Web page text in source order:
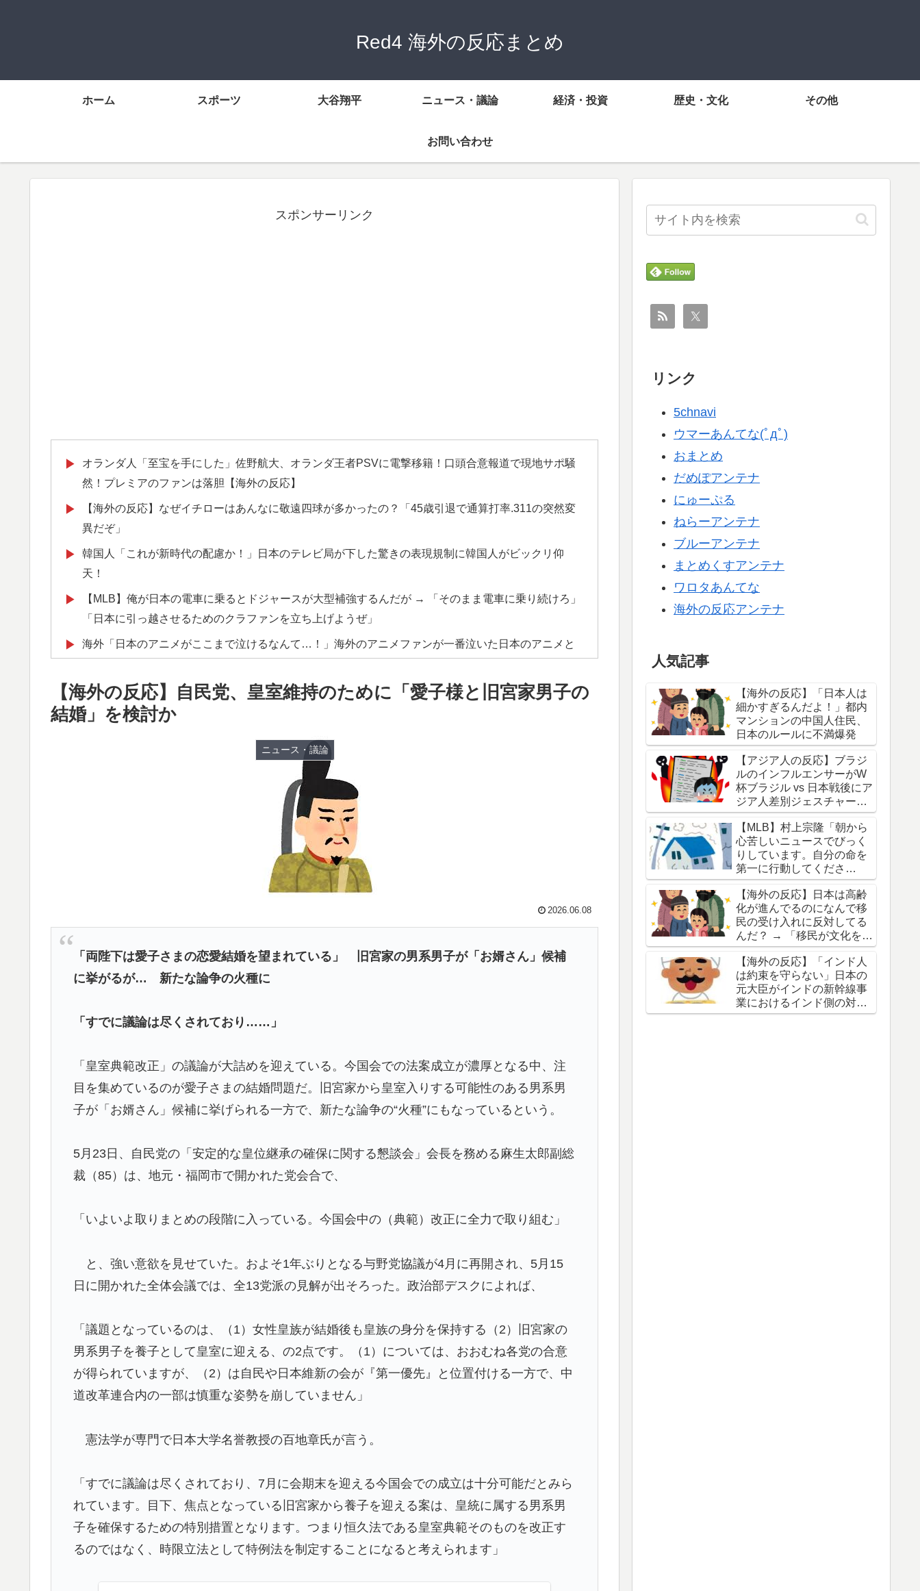
Red4 海外の反応まとめ
ホーム スポーツ 大谷翔平 ニュース・議論 経済・投資 歴史・文化 その他
お問い合わせ
スポンサーリンク
▶
オランダ人「至宝を手にした」佐野航大、オランダ王者PSVに電撃移籍！口頭合意報道で現地サポ騒
然！プレミアのファンは落胆【海外の反応】
▶
【海外の反応】なぜイチローはあんなに敬遠四球が多かったの？「45歳引退で通算打率.311の突然変
異だぞ」
▶
韓国人「これが新時代の配慮か！」日本のテレビ局が下した驚きの表現規制に韓国人がビックリ仰
天！
▶
【MLB】俺が日本の電車に乗るとドジャースが大型補強するんだが → 「そのまま電車に乗り続けろ」
「日本に引っ越させるためのクラファンを立ち上げようぜ」
▶
海外「日本のアニメがここまで泣けるなんて…！」海外のアニメファンが一番泣いた日本のアニメと
▶ 【海外の反応】移民なしで少子化を解決するにはどうしたらいいんだ？ → 「現代の経済は人口増加を
前提としているからな」「福祉の崩壊もヤバい」
英国人「日本代表で一番好き」上田綺世、プレミア移籍が浮上！現地サポが大興奮！獲得を望む声が
韓国人「せっかく日本に韓国風のメンチカツ屋をオープンしてあげたのに、ほとんど客が来なくて閉
海外「世界で日本を死守するぞ！」 日本の消防署を訪れたちびっ子集団が世界をメロメロに
韓国人「台風接近中だけど日本には台風クラブというのがあったんだね」
韓国人「本日チームをサヨナラ負けさせたイ・ジョンフの守備、ガチでヤバ過ぎる…」→「のび太レ
ベルの守備ｗｗ」＝韓国の反応
水原一平の賭博問題に新証言「一晩中ずっと賭け続けた」胴元も驚いた約1万9000件の実態
▶ 韓国人「何故日本人はアニメを作り続け世界的に成功しているのか？その驚異の制作体制に韓国人が
AI「物の使い方を真剣に間違えてる人間を生成してみたｗｗｗｗ」
ﾌﾞﾙ）」「レギュラーとして出れるとは思わない...
▶ 韓国人「イジョンフ本日の全米が呆れる守備エラーを見てください！しかもサヨナラエラーです」
▶ 飛行機の座席で長いポニーテールが後席モニターを塞ぐ迷惑行為！！
▶ 【あんこ】唐突になるんだけど、「魔法少女」ってどう思う？ 第1話 高町流捕縛術に死角なし！
のですか？」
える本命とは!?【海外の反応】
▶
前提としているからな」「福祉の崩壊もヤバい」
▶ 欧州「日本だけ反則だろ…」 世界の『日本びいき』にヨーロッパ全土から不満の声
するらしい
ロウスキーと同じ勝数なんだよな」
▶ 3.1節がある月なのに…3月のカレンダーに日本の富士山・大阪城・桜が描かれ物議＝韓国の反応
【海外の反応】南アのGK、ペナルティエリアを壮大に勘違いして一発退場「どんな空間認識能力だよ
ｗ」
【海外の反応】自民党、皇室維持のために「愛子様と旧宮家男子の
結婚」を検討か
ニュース・議論
2026.06.08
「両陛下は愛子さまの恋愛結婚を望まれている」 旧宮家の男系男子が「お婿さん」候補
に挙がるが… 新たな論争の火種に
「すでに議論は尽くされており……」
「皇室典範改正」の議論が大詰めを迎えている。今国会での法案成立が濃厚となる中、注
目を集めているのが愛子さまの結婚問題だ。旧宮家から皇室入りする可能性のある男系男
子が「お婿さん」候補に挙げられる一方で、新たな論争の“火種”にもなっているという。
5月23日、自民党の「安定的な皇位継承の確保に関する懇談会」会長を務める麻生太郎副総
裁（85）は、地元・福岡市で開かれた党会合で、
「いよいよ取りまとめの段階に入っている。今国会中の（典範）改正に全力で取り組む」
と、強い意欲を見せていた。およそ1年ぶりとなる与野党協議が4月に再開され、5月15
日に開かれた全体会議では、全13党派の見解が出そろった。政治部デスクによれば、
「議題となっているのは、（1）女性皇族が結婚後も皇族の身分を保持する（2）旧宮家の
男系男子を養子として皇室に迎える、の2点です。（1）については、おおむね各党の合意
が得られていますが、（2）は自民や日本維新の会が『第一優先』と位置付ける一方で、中
道改革連合内の一部は慎重な姿勢を崩していません」
憲法学が専門で日本大学名誉教授の百地章氏が言う。
「すでに議論は尽くされており、7月に会期末を迎える今国会での成立は十分可能だとみら
れています。目下、焦点となっている旧宮家から養子を迎える案は、皇統に属する男系男
子を確保するための特別措置となります。つまり恒久法である皇室典範そのものを改正す
るのではなく、時限立法として特例法を制定することになると考えられます」
リンク
5chnavi
ウマーあんてな(ﾟдﾟ)
おまとめ
だめぽアンテナ
にゅーぷる
ねらーアンテナ
ブルーアンテナ
まとめくすアンテナ
ワロタあんてな
海外の反応アンテナ
人気記事
【海外の反応】「日本人は
細かすぎるんだよ！」都内
マンションの中国人住民、
日本のルールに不満爆発
【アジア人の反応】ブラジ
ルのインフルエンサーがW
杯ブラジル vs 日本戦後にア
ジア人差別ジェスチャーし
ている写真を投稿して炎上
中
【MLB】村上宗隆「朝から
心苦しいニュースでびっく
りしています。自分の命を
第一に行動してくださ
い。」 → 「本当に胸が痛
む」「最近大きな地震が多
くないか？」
【海外の反応】日本は高齢
化が進んでるのになんで移
民の受け入れに反対してる
んだ？ → 「移民が文化を破
壊すると思ってるからな」
「他国の失敗を見てきたか
らだろ」
【海外の反応】「インド人
は約束を守らない」日本の
元大臣がインドの新幹線事
業におけるインド側の対応
を批判